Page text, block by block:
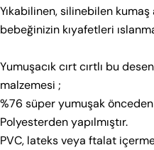
Yıkabilinen, silinebilen
bebeğinizin kıyafetleri
Yumuşacık cırt cırtlı bu
malzemesi ;
%76 süper yumuşak
Polyesterden yapılmıştır.
PVC, lateks veya ftalat
1–2 Ay
4–6 Ay
12 Ay
18 Ay
Bu ürünü paylaş
Paylaş
Adınız
adresiniz
Telefonunuz
Mesajın